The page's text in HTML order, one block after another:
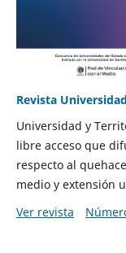
Revista
Universidad y
libre acceso que
respecto al
medio y extensión
Ver revista